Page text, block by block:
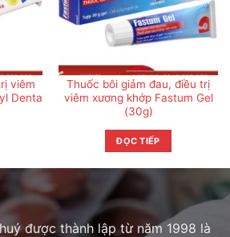
viêm
Denta
Thuốc bôi giảm đau, điều trị
viêm xương khớp Fastum Gel
(30g)
ĐỌC TIẾP
được thành lập từ năm 1998 là